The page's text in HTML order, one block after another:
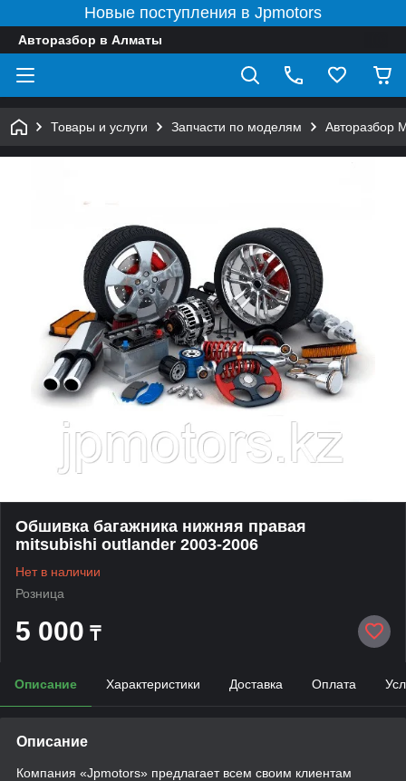
Новые поступления в Jpmotors
Авторазбор в Алматы
Товары и услуги Запчасти по моделям Авторазбор
Обшивка багажника нижняя правая
mitsubishi outlander 2003-2006
Нет в наличии
Розница
5 000 ₸
Описание Характеристики Доставка Оплата
Описание
Компания «Jpmotors» предлагает всем своим клиентам